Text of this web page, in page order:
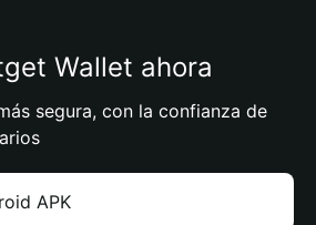
Wallet ahora
segura, con la confianza de
APK